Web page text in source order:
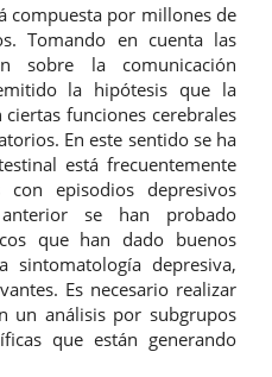
compuesta por millones de
Tomando en cuenta las
sobre la comunicación
la hipótesis que la
funciones cerebrales
En este sentido se ha
está frecuentemente
episodios depresivos
se han probado
que han dado buenos
sintomatología depresiva,
Es necesario realizar
un análisis por subgrupos
que están generando